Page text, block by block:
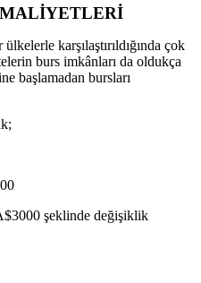
karşılaştırıldığında çok
burs imkânları da oldukça
başlamadan bursları
şeklinde değişiklik